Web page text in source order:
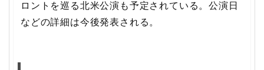
ロントを巡る北米公演も予定されている。公演日
などの詳細は今後発表される。